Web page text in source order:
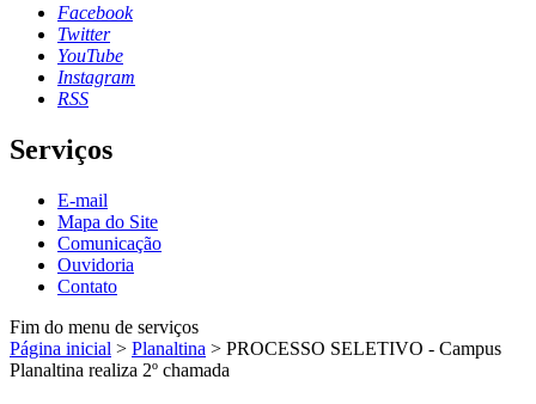
Facebook
Twitter
YouTube
Instagram
RSS
Serviços
E-mail
Mapa do Site
Comunicação
Ouvidoria
Contato
Fim do menu de serviços
Página inicial > Planaltina > PROCESSO SELETIVO - Campus
Planaltina realiza 2º chamada